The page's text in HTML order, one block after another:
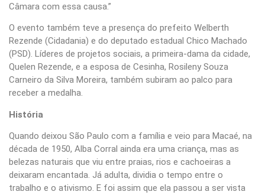
Câmara com essa causa.”
O evento também teve a presença do prefeito Welberth
Rezende (Cidadania) e do deputado estadual Chico Machado
(PSD). Líderes de projetos sociais, a primeira-dama da cidade,
Quelen Rezende, e a esposa de Cesinha, Rosileny Souza
Carneiro da Silva Moreira, também subiram ao palco para
receber a medalha.
História
Quando deixou São Paulo com a família e veio para Macaé, na
década de 1950, Alba Corral ainda era uma criança, mas as
belezas naturais que viu entre praias, rios e cachoeiras a
deixaram encantada. Já adulta, dividia o tempo entre o
trabalho e o ativismo. E foi assim que ela passou a ser vista